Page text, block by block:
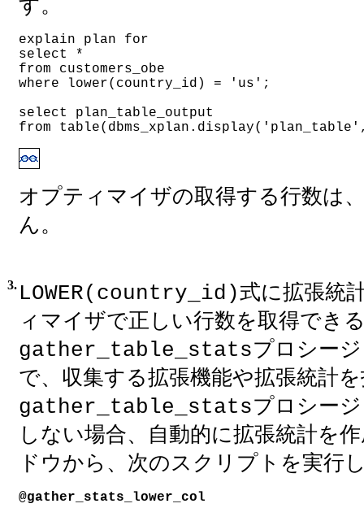
す。
explain plan for
select *
from customers_obe
where lower(country_id) = 'us';
select plan_table_output
from
オプティマイザの取得する行数は
ん。
3. LOWER(country_id)式に拡張統
ィマイザで正しい行数を取得でき
gather_table_statsプロシー
で、収集する拡張機能や拡張統計
gather_table_statsプロシー
しない場合、自動的に拡張統計を
ドウから、次のスクリプトを実行
@gather_stats_lower_col